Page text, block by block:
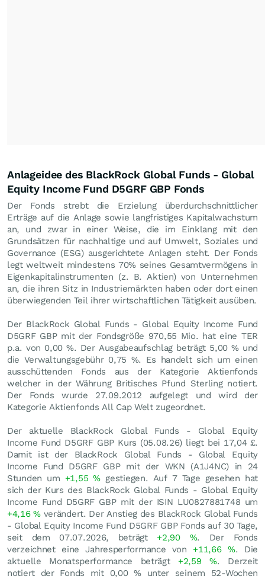
Anlageidee des BlackRock Global Funds - Global
Equity Income Fund D5GRF GBP Fonds
Der Fonds strebt die Erzielung überdurchschnittlicher
Erträge auf die Anlage sowie langfristiges Kapitalwachstum
an, und zwar in einer Weise, die im Einklang mit den
Grundsätzen für nachhaltige und auf Umwelt, Soziales und
Governance (ESG) ausgerichtete Anlagen steht. Der Fonds
legt weltweit mindestens 70% seines Gesamtvermögens in
Eigenkapitalinstrumenten (z. B. Aktien) von Unternehmen
an, die ihren Sitz in Industriemärkten haben oder dort einen
überwiegenden Teil ihrer wirtschaftlichen Tätigkeit ausüben.
Der BlackRock Global Funds - Global Equity Income Fund
D5GRF GBP mit der Fondsgröße 970,55 Mio. hat eine TER
p.a. von 0,00 %. Der Ausgabeaufschlag beträgt 5,00 % und
die Verwaltungsgebühr 0,75 %. Es handelt sich um einen
ausschüttenden Fonds aus der Kategorie Aktienfonds
welcher in der Währung Britisches Pfund Sterling notiert.
Der Fonds wurde 27.09.2012 aufgelegt und wird der
Kategorie Aktienfonds All Cap Welt zugeordnet.
Der aktuelle BlackRock Global Funds - Global Equity
Income Fund D5GRF GBP Kurs (05.08.26) liegt bei 17,04 £.
Damit ist der BlackRock Global Funds - Global Equity
Income Fund D5GRF GBP mit der WKN (A1J4NC) in 24
Stunden um +1,55% gestiegen. Auf 7 Tage gesehen hat
sich der Kurs des BlackRock Global Funds - Global Equity
Income Fund D5GRF GBP mit der ISIN LU0827881748 um
+4,16%verändert. Der Anstieg des BlackRock Global Funds
- Global Equity Income Fund D5GRF GBP Fonds auf 30 Tage,
seit dem 07.07.2026, beträgt +2,90 %. Der Fonds
verzeichnet eine Jahresperformance von +11,66%. Die
aktuelle Monatsperformance beträgt +2,59%. Derzeit
notiert der Fonds mit 0,00%unter seinem 52-Wochen